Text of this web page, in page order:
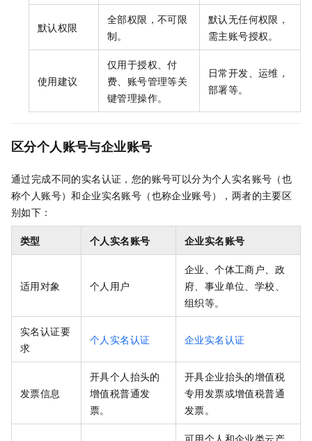
默认权限
全部权限，不可限
制。
默认无任何权限，
需主账号授权。
使用建议
仅用于授权、付
费、账号管理等关
键管理操作。
日常开发、运维，
部署等。
区分个人账号与企业账号
通过完成不同的实名认证，您的账号可以分为个人实名账号（也
称个人账号）和企业实名账号（也称企业账号），两者的主要区
别如下：
类型 个人实名账号 企业实名账号
适用对象 个人用户
企业、个体工商户、政
府、事业单位、学校、
组织等。
实名认证要
求
个人实名认证 企业实名认证
发票信息
开具个人抬头的
增值税普通发
票。
开具企业抬头的增值税
专用发票或增值税普通
发票。